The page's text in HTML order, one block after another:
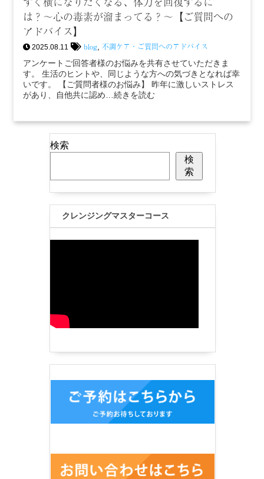
は？〜心の毒素が溜まってる？〜【ご質問への
アドバイス】
2025.08.11 blog ,不調ケア・ご質問へのアドバイス
アンケートご回答者様のお悩みを共有させていただきま
す。 生活のヒントや、同じような方への気づきとなれば幸
いです。 【ご質問者様のお悩み】 昨年に激しいストレス
があり、自他共に認め…続きを読む
検索
検
索
クレンジングマスターコース